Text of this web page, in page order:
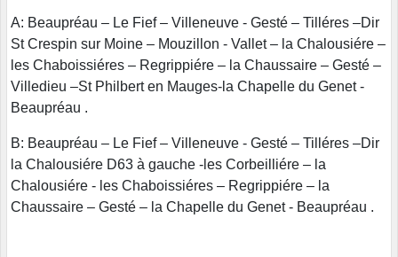
A: Beaupréau – Le Fief – Villeneuve - Gesté – Tilléres –Dir
St Crespin sur Moine – Mouzillon - Vallet – la Chalousiére –
les Chaboissiéres – Regrippiére – la Chaussaire – Gesté –
Villedieu –St Philbert en Mauges-la Chapelle du Genet -
Beaupréau .
B: Beaupréau – Le Fief – Villeneuve - Gesté – Tilléres –Dir
la Chalousiére D63 à gauche -les Corbeilliére – la
Chalousiére - les Chaboissiéres – Regrippiére – la
Chaussaire – Gesté – la Chapelle du Genet - Beaupréau .